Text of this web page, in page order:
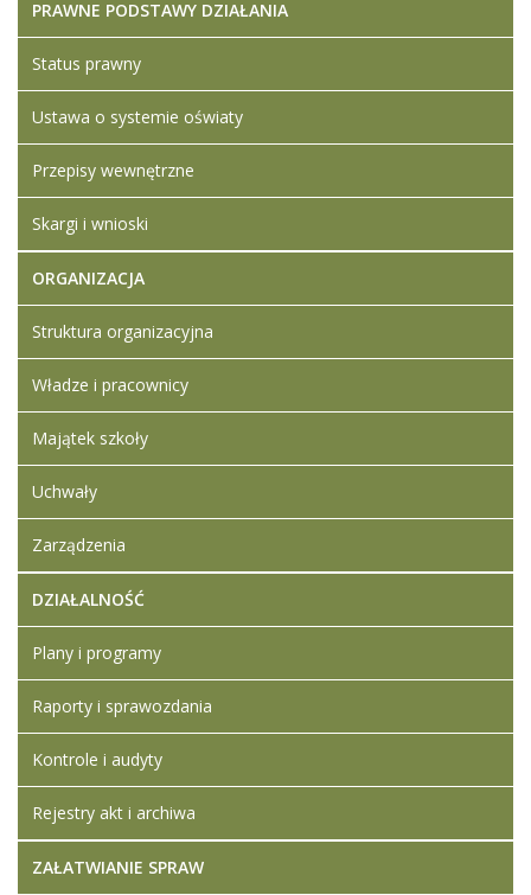
PRAWNE PODSTAWY DZIAŁANIA
Status prawny
Ustawa o systemie oświaty
Przepisy wewnętrzne
Skargi i wnioski
ORGANIZACJA
Struktura organizacyjna
Władze i pracownicy
Majątek szkoły
Uchwały
Zarządzenia
DZIAŁALNOŚĆ
Plany i programy
Raporty i sprawozdania
Kontrole i audyty
Rejestry akt i archiwa
ZAŁATWIANIE SPRAW